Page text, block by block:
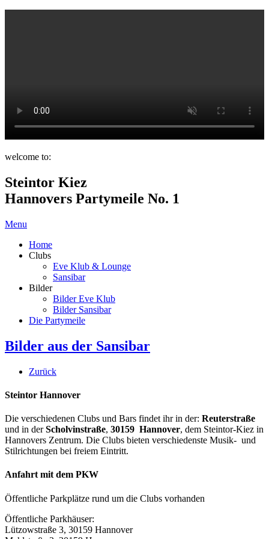
welcome to:
Steintor Kiez
Hannovers Partymeile No. 1
Menu
Home
Clubs
Eve Klub & Lounge
Sansibar
Bilder
Bilder Eve Klub
Bilder Sansibar
Die Partymeile
Bilder aus der Sansibar
Zurück
Steintor Hannover
Die verschiedenen Clubs und Bars findet ihr in der: Reuterstraße
und in derScholvinstraße, 30159 Hannover, dem Steintor-Kiez in
Hannovers Zentrum. Die Clubs bieten verschiedenste Musik- und
Stilrichtungen bei freiem Eintritt.
Anfahrt mit dem PKW
Öffentliche Parkplätze rund um die Clubs vorhanden
Öffentliche Parkhäuser:
Lützowstraße 3, 30159 Hannover